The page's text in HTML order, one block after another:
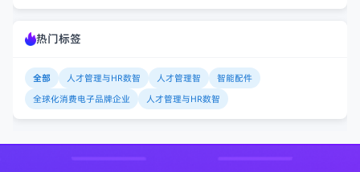
热门标签
全部 人才管理与HR数智 人才管理智
智能配件
全球化消费电子品牌企业
人才管理与HR数智